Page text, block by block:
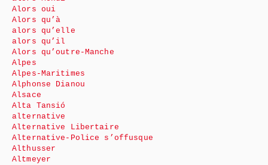
Alors oui
Alors qu’à
alors qu’elle
alors qu’il
Alors qu’outre-Manche
Alpes
Alpes-Maritimes
Alphonse Dianou
Alsace
Alta Tansió
alternative
Alternative Libertaire
Alternative-Police s’offusque
Althusser
Altmeyer